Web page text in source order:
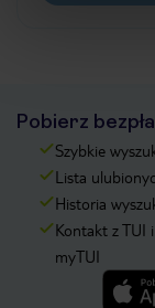
Pobierz
Szybkie
Lista
Historia
Kontakt z TUI
myTUI